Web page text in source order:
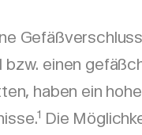
einen
haben ein
1 Die